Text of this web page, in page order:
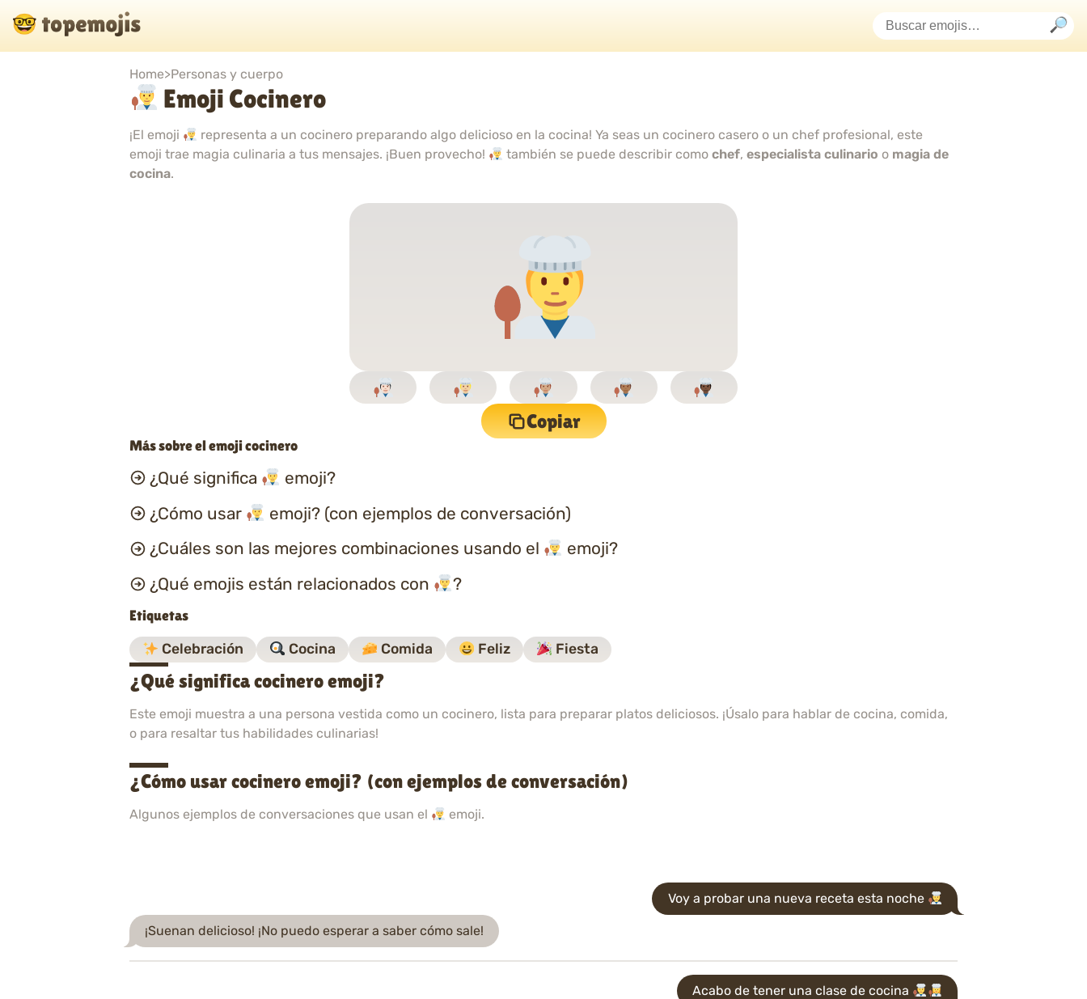
Home>Personas y cuerpo
Emoji Cocinero
¡El emoji
representa a un cocinero preparando algo delicioso en la cocina! Ya seas un cocinero casero o un chef profesional, este
emoji trae magia culinaria a tus mensajes. ¡Buen provecho!
también se puede describir comochef,especialista culinario o magia de
cocina.
Copiar
Más sobre el emoji cocinero
¿Qué significa
emoji?
¿Cómo usar
emoji? (con ejemplos de conversación)
¿Cuáles son las mejores combinaciones usando el
emoji?
¿Qué emojis están relacionados con
?
Etiquetas
Celebración Cocina Comida Feliz Fiesta
¿Qué significa cocinero emoji?
Este emoji muestra a una persona vestida como un cocinero, lista para preparar platos deliciosos. ¡Úsalo para hablar de cocina, comida,
o para resaltar tus habilidades culinarias!
¿Cómo usar cocinero emoji? (con ejemplos de conversación)
Algunos ejemplos de conversaciones que usan el emoji.
Voy a probar una nueva receta esta noche
¡Suenan delicioso! ¡No puedo esperar a saber cómo sale!
Acabo de tener una clase de cocina